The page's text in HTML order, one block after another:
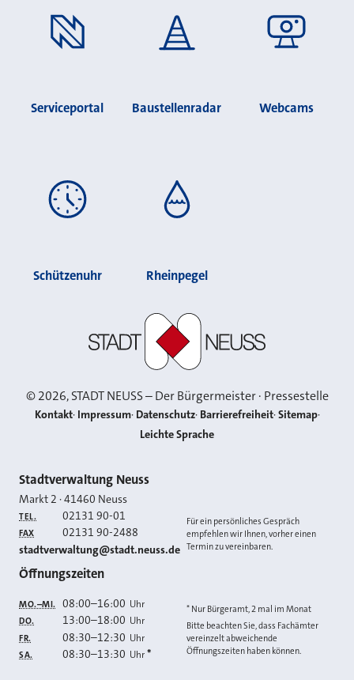
Serviceportal Baustellenradar Webcams
Schützenuhr Rheinpegel
©2026, STADT NEUSS – Der Bürgermeister · Pressestelle
Kontakt Impressum Datenschutz Barrierefreiheit Sitemap
Leichte Sprache
Kontakt
Stadtverwaltung Neuss
Markt 2 ·41460 Neuss
TEL. 02131 90-01
FAX 02131 90-2488
E-MAIL
stadtverwaltung@stadt.neuss.de
Für ein persönliches Gespräch
empfehlen wir Ihnen, vorher einen
Termin zu vereinbaren.
Öffnungszeiten
MO.–MI. 08:00–16:00 Uhr
DO. 13:00–18:00 Uhr
FR. 08:30–12:30 Uhr
SA. 08:30–13:30 Uhr *
* Nur Bürgeramt, 2 mal im Monat
Bitte beachten Sie, dass Fachämter
vereinzelt abweichende
Öffnungszeiten haben können.